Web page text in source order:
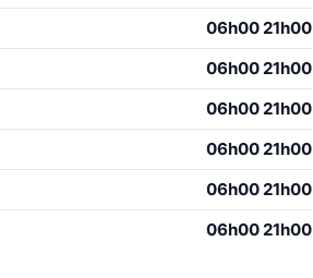
06h00 21h00
06h00 21h00
06h00 21h00
06h00 21h00
06h00 21h00
06h00 21h00